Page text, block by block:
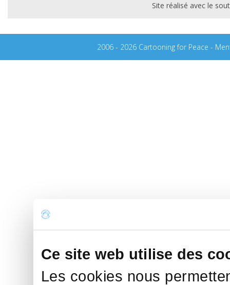
Ce site web utilise des
Les cookies nous
Site réalisé avec le
2006 - 2026 Cartooning for Peace -